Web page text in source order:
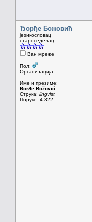
Ђорђе Божовић
језикословац
староседелац
Ван мреже
Пол:
Организација:
Име и презиме:
Đorđe Božović
Струка: lingvist
Поруке: 4.322